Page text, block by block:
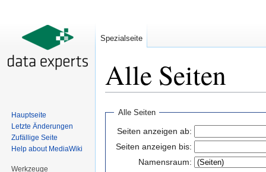
Alle Seiten
Alle Seiten
Seiten anzeigen ab:
Seiten anzeigen bis:
Namensraum:
Spezialseite
Hauptseite
Letzte Änderungen
Zufällige Seite
Help about MediaWiki
Werkzeuge